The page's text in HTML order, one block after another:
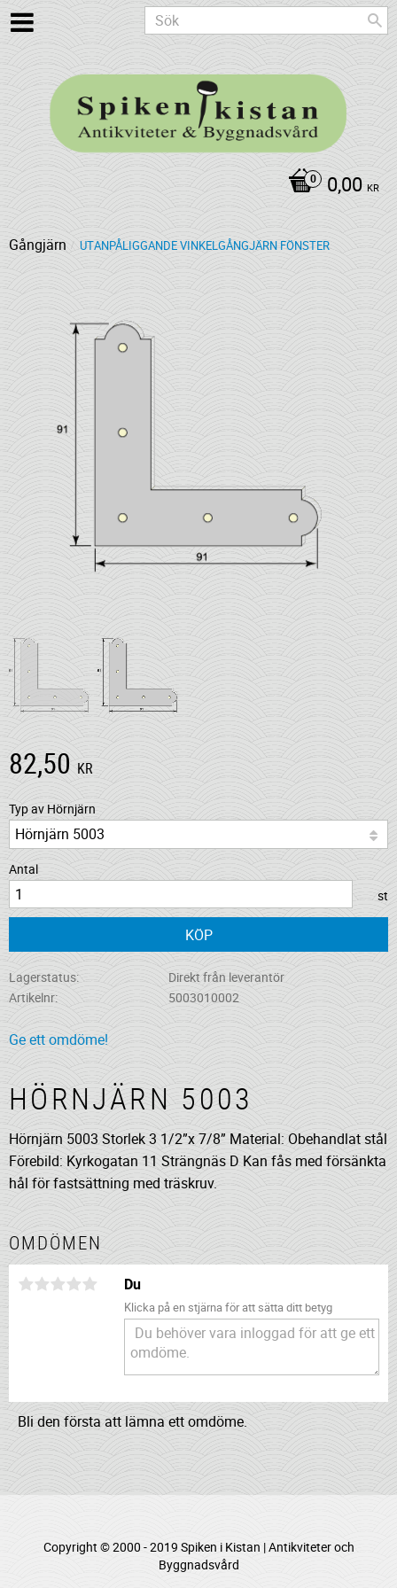
0,00 KR
Gångjärn UTANPÅLIGGANDE VINKELGÅNGJÄRN FÖNSTER
82,50 KR
Typ av Hörnjärn
Antal
st
KÖP
Lagerstatus
Direkt från leverantör
Artikelnr
5003010002
Ge ett omdöme!
HÖRNJÄRN 5003
Hörnjärn 5003 Storlek 3 1/2”x 7/8” Material: Obehandlat stål
Förebild: Kyrkogatan 11 Strängnäs D Kan fås med försänkta
hål för fastsättning med träskruv.
OMDÖMEN
Du
Klicka på en stjärna för att sätta ditt betyg
Bli den första att lämna ett omdöme.
Copyright © 2000 - 2019 Spiken i Kistan | Antikviteter och
Byggnadsvård